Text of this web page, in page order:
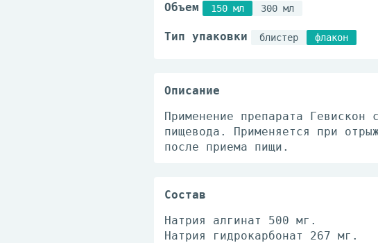
Объем 150 мл 300 мл
Тип упаковки блистер флакон
Описание
Применение препарата Гевискон
пищевода. Применяется при
после приема пищи.
Состав
Натрия алгинат 500 мг.
Натрия гидрокарбонат 267 мг.